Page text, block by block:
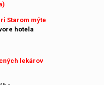
Starom mýte
hotela
lekárov